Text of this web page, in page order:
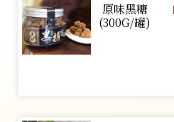
原味黑糖
(300G/罐)